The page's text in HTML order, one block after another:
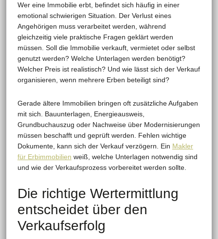
Wer eine Immobilie erbt, befindet sich häufig in einer
emotional schwierigen Situation. Der Verlust eines
Angehörigen muss verarbeitet werden, während
gleichzeitig viele praktische Fragen geklärt werden
müssen. Soll die Immobilie verkauft, vermietet oder selbst
genutzt werden? Welche Unterlagen werden benötigt?
Welcher Preis ist realistisch? Und wie lässt sich der Verkauf
organisieren, wenn mehrere Erben beteiligt sind?
Gerade ältere Immobilien bringen oft zusätzliche Aufgaben
mit sich. Bauunterlagen, Energieausweis,
Grundbuchauszug oder Nachweise über Modernisierungen
müssen beschafft und geprüft werden. Fehlen wichtige
Dokumente, kann sich der Verkauf verzögern. Ein Makler
für Erbimmobilien weiß, welche Unterlagen notwendig sind
und wie der Verkaufsprozess vorbereitet werden sollte.
Die richtige Wertermittlung
entscheidet über den
Verkaufserfolg